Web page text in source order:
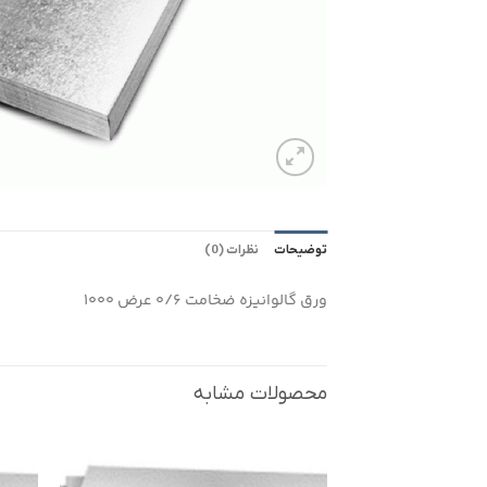
توضیحات نظرات (0)
ورق گالوانیزه ضخامت 0/6 عرض 1000
محصولات مشابه